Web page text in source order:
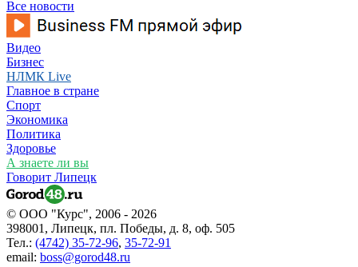
Все новости
Видео
Бизнес
НЛМК Live
Главное в стране
Спорт
Экономика
Политика
Здоровье
А знаете ли вы
Говорит Липецк
© ООО "Курс", 2006 - 2026
398001, Липецк, пл. Победы, д. 8, оф. 505
Тел.: (4742) 35-72-96, 35-72-91
email: boss@gorod48.ru